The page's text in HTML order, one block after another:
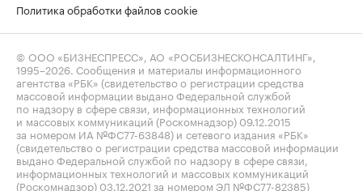
Политика обработки файлов cookie
© ООО «БИЗНЕСПРЕСС», АО «РОСБИЗНЕСКОНСАЛТИНГ»,
1995–2026. Сообщения и материалы информационного
агентства «РБК» (свидетельство о регистрации средства
массовой информации выдано Федеральной службой
по надзору в сфере связи, информационных технологий
и массовых коммуникаций (Роскомнадзор) 09.12.2015
за номером ИА №ФС77-63848) и сетевого издания «РБК»
(свидетельство о регистрации средства массовой информации
выдано Федеральной службой по надзору в сфере связи,
информационных технологий и массовых коммуникаций
(Роскомнадзор) 03.12.2021 за номером ЭЛ №ФС77-82385)